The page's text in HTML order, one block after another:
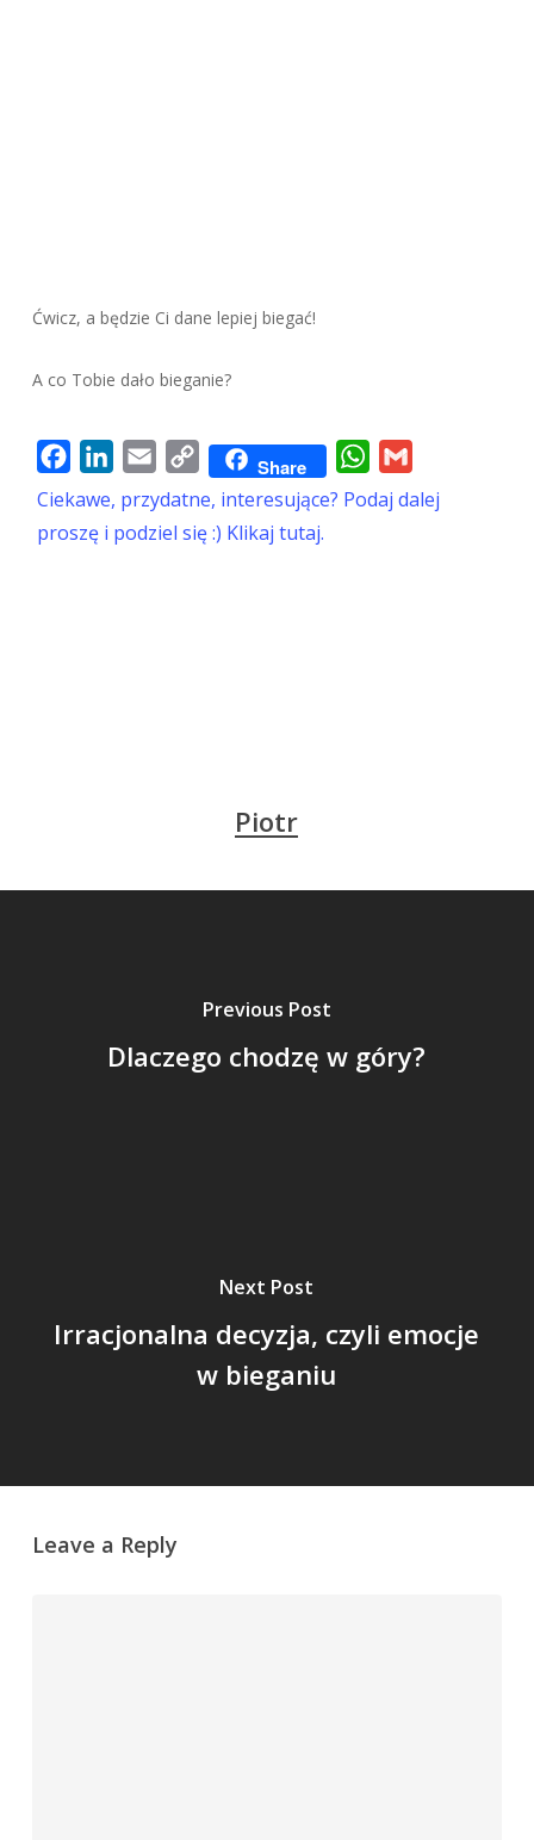
Ćwicz, a będzie Ci dane lepiej biegać!
A co Tobie dało bieganie?
FacebookLinkedIn
Email Copy
Link
Share WhatsApp
Ciekawe, przydatne, interesujące? Podaj dalej
proszę i podziel się :) Klikaj tutaj.
Piotr
Previous Post
Dlaczego chodzę w góry?
Next Post
Irracjonalna decyzja, czyli emocje
w bieganiu
Leave a Reply